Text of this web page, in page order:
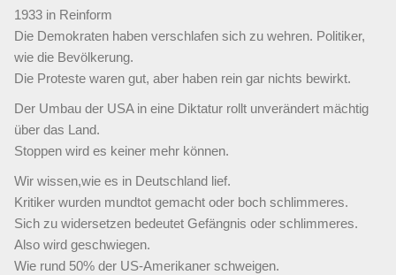
1933 in Reinform
Die Demokraten haben verschlafen sich zu wehren. Politiker,
wie die Bevölkerung.
Die Proteste waren gut, aber haben rein gar nichts bewirkt.
Der Umbau der USA in eine Diktatur rollt unverändert mächtig
über das Land.
Stoppen wird es keiner mehr können.
Wir wissen,wie es in Deutschland lief.
Kritiker wurden mundtot gemacht oder boch schlimmeres.
Sich zu widersetzen bedeutet Gefängnis oder schlimmeres.
Also wird geschwiegen.
Wie rund 50% der US-Amerikaner schweigen.